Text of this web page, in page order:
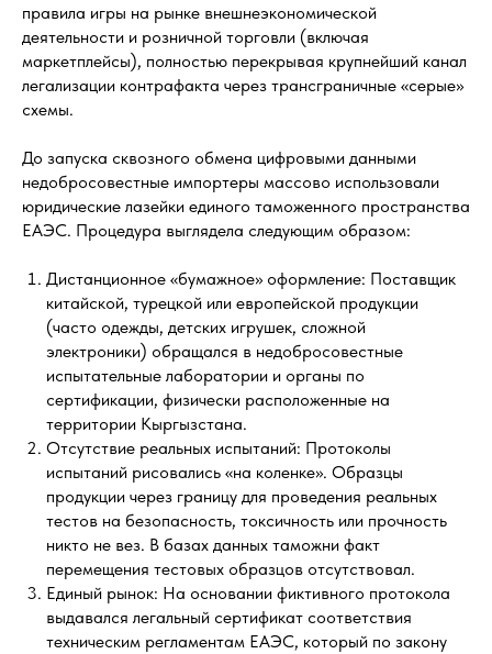
правила игры на рынке внешнеэкономической
деятельности и розничной торговли (включая
маркетплейсы), полностью перекрывая крупнейший канал
легализации контрафакта через трансграничные «серые»
схемы.
До запуска сквозного обмена цифровыми данными
недобросовестные импортеры массово использовали
юридические лазейки единого таможенного пространства
ЕАЭС. Процедура выглядела следующим образом:
Дистанционное «бумажное» оформление: Поставщик
китайской, турецкой или европейской продукции
(часто одежды, детских игрушек, сложной
электроники) обращался в недобросовестные
испытательные лаборатории и органы по
сертификации, физически расположенные на
территории Кыргызстана.
Отсутствие реальных испытаний: Протоколы
испытаний рисовались «на коленке». Образцы
продукции через границу для проведения реальных
тестов на безопасность, токсичность или прочность
никто не вез. В базах данных таможни факт
перемещения тестовых образцов отсутствовал.
Единый рынок: На основании фиктивного протокола
выдавался легальный сертификат соответствия
техническим регламентам ЕАЭС, который по закону